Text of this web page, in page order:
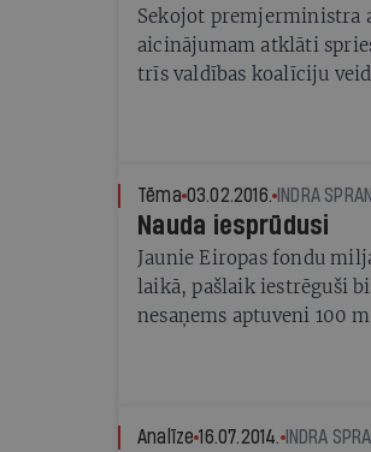
Sekojot premjerministra
aicinājumam atklāti
trīs valdības koalīciju
kas nav skaidrs.
Tēma 03.02.2016. INDRA
Nauda iesprūdusi
Jaunie Eiropas fondu
laikā, pašlaik iestrēguši
nesaņems aptuveni 100
Analīze 16.07.2014. INDRA